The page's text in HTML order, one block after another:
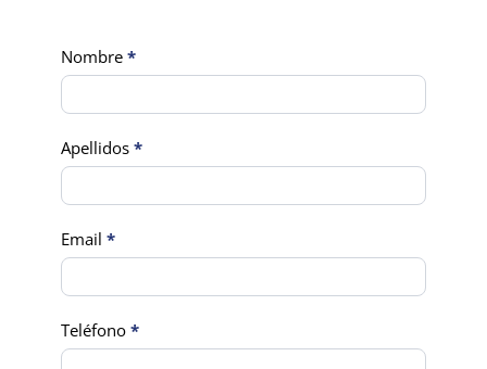
Contact
Us
Nombre *
Apellidos *
Email *
Teléfono *